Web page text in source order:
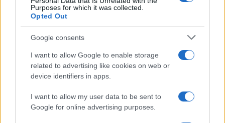
Purposes for which it was collected.
Opted Out
Google consents
I want to allow Google to enable storage
related to advertising like cookies on web or
device identifiers in apps.
I want to allow my user data to be sent to
Google for online advertising purposes.
Martina Agostina Diturco
I nostri cari
I nostri cari